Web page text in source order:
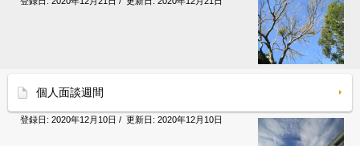
個人面談週間
登録日: 2020年12月10日 / 更新日: 2020年12月10日